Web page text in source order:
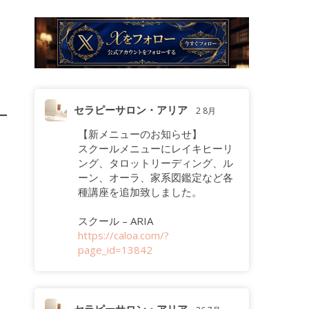
セラピーサロン・アリア 2 8月
【新メニューのお知らせ】
スクールメニューにレイキヒーリ
ング、タロットリーディング、ル
ーン、オーラ、家系図鑑定など各
種講座を追加致しました。
スクール – ARIA
https://caloa.com/?
page_id=13842